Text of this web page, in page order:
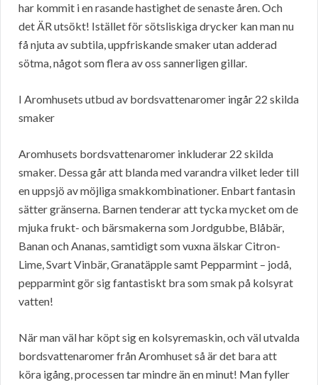
har kommit i en rasande hastighet de senaste åren. Och
det ÄR utsökt! Istället för sötsliskiga drycker kan man nu
få njuta av subtila, uppfriskande smaker utan adderad
sötma, något som flera av oss sannerligen gillar.
I Aromhusets utbud av bordsvattenaromer ingår 22 skilda
smaker
Aromhusets bordsvattenaromer inkluderar 22 skilda
smaker. Dessa går att blanda med varandra vilket leder till
en uppsjö av möjliga smakkombinationer. Enbart fantasin
sätter gränserna. Barnen tenderar att tycka mycket om de
mjuka frukt- och bärsmakerna som Jordgubbe, Blåbär,
Banan och Ananas, samtidigt som vuxna älskar Citron-
Lime, Svart Vinbär, Granatäpple samt Pepparmint – jodå,
pepparmint gör sig fantastiskt bra som smak på kolsyrat
vatten!
När man väl har köpt sig en kolsyremaskin, och väl utvalda
bordsvattenaromer från Aromhuset så är det bara att
köra igång, processen tar mindre än en minut! Man fyller